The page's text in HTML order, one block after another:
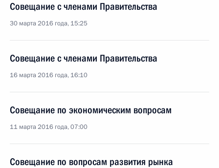
Совещание с членами Правительства
30 марта 2016 года, 15:25
Совещание с членами Правительства
16 марта 2016 года, 16:10
Совещание по экономическим вопросам
11 марта 2016 года, 07:00
Совещание по вопросам развития рынка